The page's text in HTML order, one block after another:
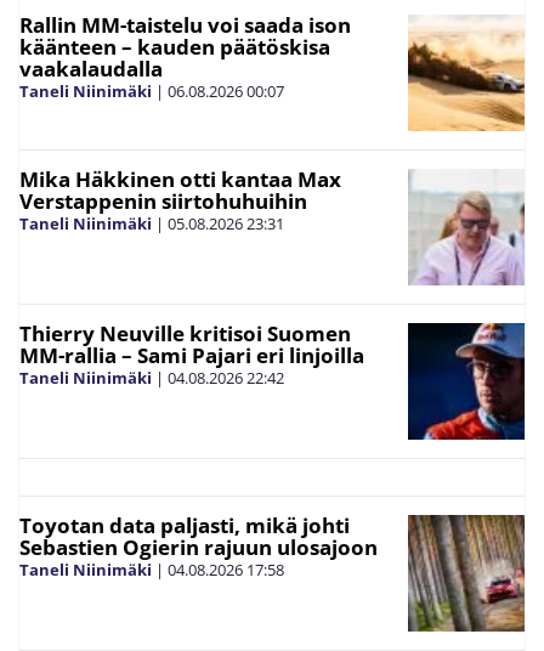
Rallin MM-taistelu voi saada ison
käänteen – kauden päätöskisa
vaakalaudalla
Taneli Niinimäki | 06.08.202600:07
Mika Häkkinen otti kantaa Max
Verstappenin siirtohuhuihin
Taneli Niinimäki | 05.08.202623:31
Thierry Neuville kritisoi Suomen
MM-rallia – Sami Pajari eri linjoilla
Taneli Niinimäki | 04.08.202622:42
Toyotan data paljasti, mikä johti
Sebastien Ogierin rajuun ulosajoon
Taneli Niinimäki | 04.08.2026 17:58